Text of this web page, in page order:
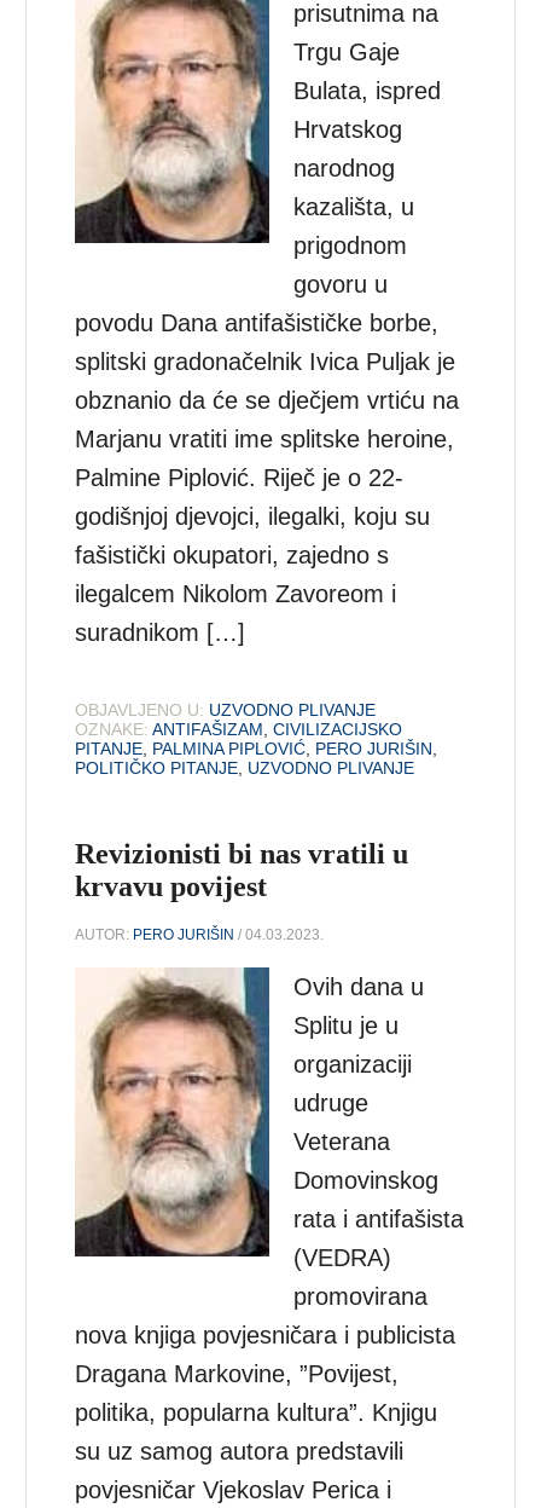
prisutnima na
Trgu Gaje
Bulata, ispred
Hrvatskog
narodnog
kazališta, u
prigodnom
govoru u
povodu Dana antifašističke borbe,
splitski gradonačelnik Ivica Puljak je
obznanio da će se dječjem vrtiću na
Marjanu vratiti ime splitske heroine,
Palmine Piplović. Riječ je o 22-
godišnjoj djevojci, ilegalki, koju su
fašistički okupatori, zajedno s
ilegalcem Nikolom Zavoreom i
suradnikom […]
OBJAVLJENO U: UZVODNO PLIVANJE
OZNAKE: ANTIFAŠIZAM ,CIVILIZACIJSKO
PITANJE PALMINA PIPLOVIĆ PERO JURIŠIN
POLITIČKO PITANJE UZVODNO PLIVANJE
Revizionisti bi nas vratili u
krvavu povijest
AUTOR: PERO JURIŠIN / 04.03.2023.
Ovih dana u
Splitu je u
organizaciji
udruge
Veterana
Domovinskog
rata i antifašista
(VEDRA)
promovirana
nova knjiga povjesničara i publicista
Dragana Markovine, ”Povijest,
politika, popularna kultura”. Knjigu
su uz samog autora predstavili
povjesničar Vjekoslav Perica i